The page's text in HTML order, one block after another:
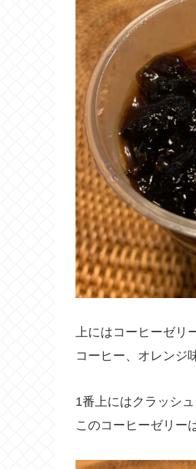
上にはコーヒーゼリ
コーヒー、オレンジ
1番上にはクラッシ
このコーヒーゼリー